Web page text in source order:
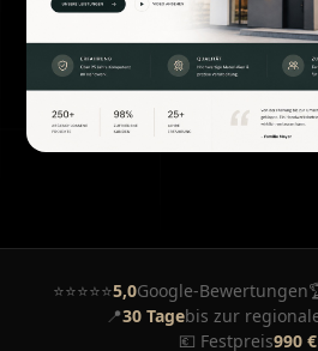
⭐⭐⭐⭐⭐5,0Google-Bewertungen
📍30 Tagebis zur
💶 Festpreis990 €